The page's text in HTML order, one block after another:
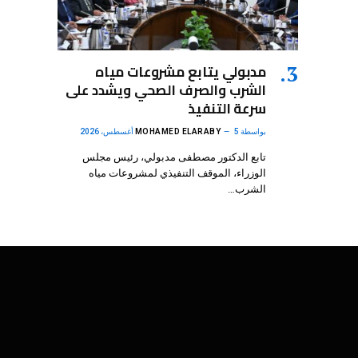
مدبولي يتابع مشروعات مياه
الشرب والصرف الصحي ويشدد على
سرعة التنفيذ
بواسطة MOHAMED ELARABY 5 أغسطس، 2026
تابع الدكتور مصطفى مدبولي، رئيس مجلس
الوزراء، الموقف التنفيذي لمشروعات مياه
الشرب…